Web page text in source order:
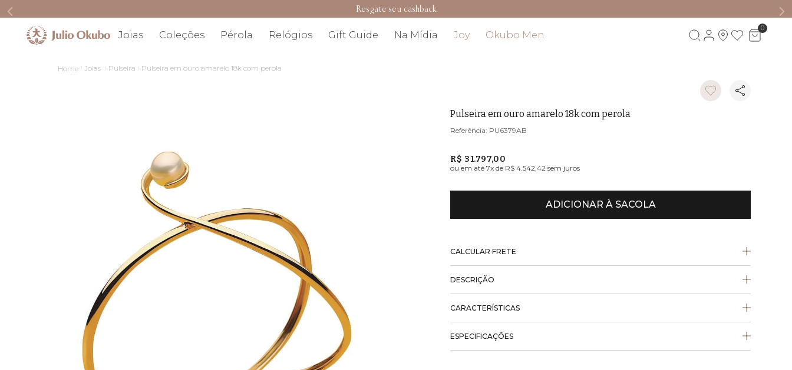
Resgate seu cashback
Joias Coleções Pérola Relógios Gift Guide Na Mídia Joy Okubo Men
0
Joias Pulseira Pulseira em ouro amarelo 18k com perola
Pulseira em ouro amarelo 18k com perola
PU6379AB
R$ 31.797,00
ou em até7x de R$ 4.542,42 sem juros
ADICIONAR À SACOLA
CALCULAR FRETE
DESCRIÇÃO
CARACTERÍSTICAS
ESPECIFICAÇÕES